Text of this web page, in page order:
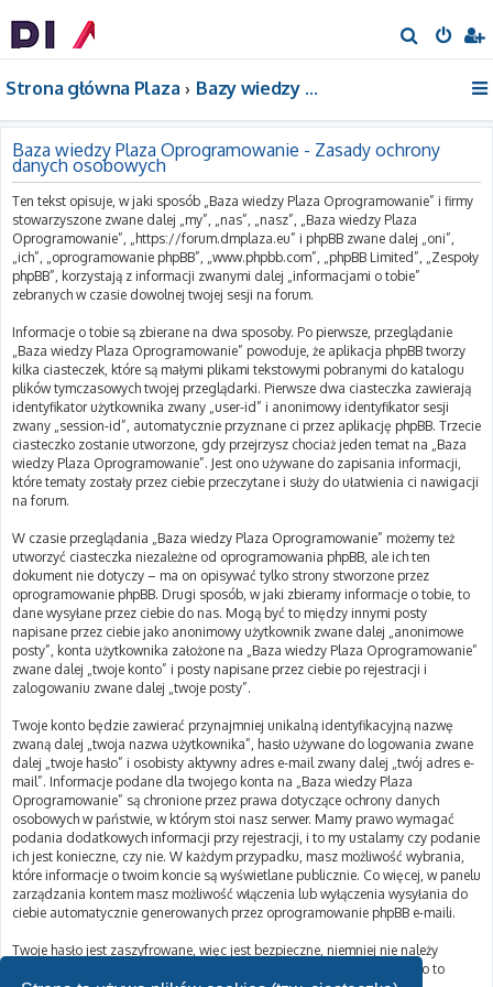
z
Strona główna Plaza Bazy wiedzy Plaza Oprogramowanie
Baza wiedzy Plaza Oprogramowanie - Zasady ochrony
danych osobowych
Ten tekst opisuje, w jaki sposób „Baza wiedzy Plaza Oprogramowanie” i firmy
stowarzyszone zwane dalej „my”, „nas”, „nasz”, „Baza wiedzy Plaza
Oprogramowanie”, „https://forum.dmplaza.eu” i phpBB zwane dalej „oni”,
„ich”, „oprogramowanie phpBB”, „www.phpbb.com”, „phpBB Limited”, „Zespoły
phpBB”, korzystają z informacji zwanymi dalej „informacjami o tobie”
zebranych w czasie dowolnej twojej sesji na forum.
Informacje o tobie są zbierane na dwa sposoby. Po pierwsze, przeglądanie
„Baza wiedzy Plaza Oprogramowanie” powoduje, że aplikacja phpBB tworzy
kilka ciasteczek, które są małymi plikami tekstowymi pobranymi do katalogu
plików tymczasowych twojej przeglądarki. Pierwsze dwa ciasteczka zawierają
identyfikator użytkownika zwany „user-id” i anonimowy identyfikator sesji
zwany „session-id”, automatycznie przyznane ci przez aplikację phpBB. Trzecie
ciasteczko zostanie utworzone, gdy przejrzysz chociaż jeden temat na „Baza
wiedzy Plaza Oprogramowanie”. Jest ono używane do zapisania informacji,
które tematy zostały przez ciebie przeczytane i służy do ułatwienia ci nawigacji
na forum.
W czasie przeglądania „Baza wiedzy Plaza Oprogramowanie” możemy też
utworzyć ciasteczka niezależne od oprogramowania phpBB, ale ich ten
dokument nie dotyczy – ma on opisywać tylko strony stworzone przez
oprogramowanie phpBB. Drugi sposób, w jaki zbieramy informacje o tobie, to
dane wysyłane przez ciebie do nas. Mogą być to między innymi posty
napisane przez ciebie jako anonimowy użytkownik zwane dalej „anonimowe
posty”, konta użytkownika założone na „Baza wiedzy Plaza Oprogramowanie”
zwane dalej „twoje konto” i posty napisane przez ciebie po rejestracji i
zalogowaniu zwane dalej „twoje posty”.
Twoje konto będzie zawierać przynajmniej unikalną identyfikacyjną nazwę
zwaną dalej „twoja nazwa użytkownika”, hasło używane do logowania zwane
dalej „twoje hasło” i osobisty aktywny adres e-mail zwany dalej „twój adres e-
mail”. Informacje podane dla twojego konta na „Baza wiedzy Plaza
Oprogramowanie” są chronione przez prawa dotyczące ochrony danych
osobowych w państwie, w którym stoi nasz serwer. Mamy prawo wymagać
podania dodatkowych informacji przy rejestracji, i to my ustalamy czy podanie
ich jest konieczne, czy nie. W każdym przypadku, masz możliwość wybrania,
które informacje o twoim koncie są wyświetlane publicznie. Co więcej, w panelu
zarządzania kontem masz możliwość włączenia lub wyłączenia wysyłania do
ciebie automatycznie generowanych przez oprogramowanie phpBB e-maili.
Twoje hasło jest zaszyfrowane, więc jest bezpieczne, niemniej nie należy
używać tego samego hasła na różnych witrynach internetowych. Hasło to